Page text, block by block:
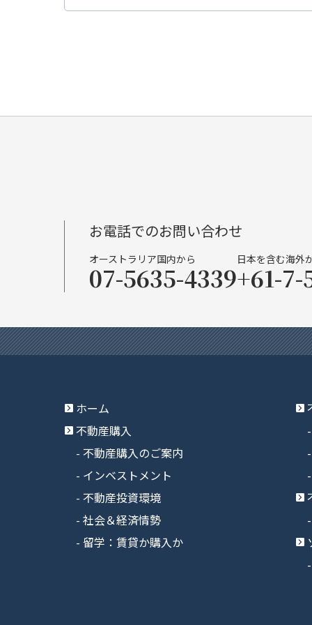
お電話でのお問い合わせ
オーストラリア国内から
07-5635-4339
日本を含む海外
+61-
ホーム
不動産購入
不動産購入のご案内
インベストメント
不動産投資環境
社会＆経済情勢
留学：賃貸か購入か